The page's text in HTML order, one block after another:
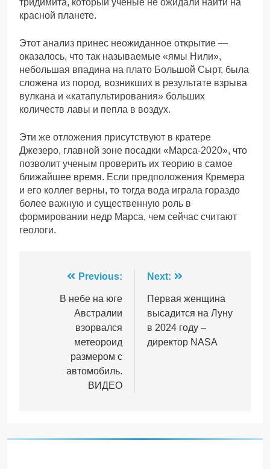
красной планете.
Этот анализ принес неожиданное открытие —
оказалось, что так называемые «ямы Нили»,
небольшая впадина на плато Большой Сырт, была
сложена из пород, возникших в результате взрыва
вулкана и «катапультирования» больших
количеств лавы и пепла в воздух.
Эти же отложения присутствуют в кратере
Джезеро, главной зоне посадки «Марса-2020», что
позволит ученым проверить их теорию в самое
ближайшее время. Если предположения Кремера
и его коллег верны, то тогда вода играла гораздо
более важную и существенную роль в
формировании недр Марса, чем сейчас считают
геологи.
Навігація
записів
Previous:
В небе на юге
Австралии
взорвался
метеороид
размером с
автомобиль.
ВИДЕО
Next:
Первая женщина
высадится на Луну
в 2024 году –
директор NASA